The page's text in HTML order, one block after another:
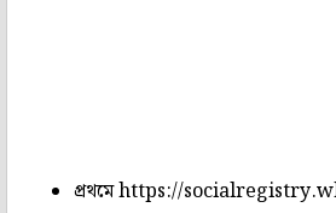
প্রথমে https://